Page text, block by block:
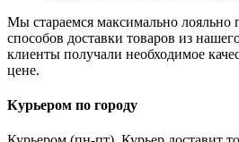
Мы стараемся максимально лояльно
способов доставки товаров из
клиенты получали необходимое
цене.
Курьером по городу